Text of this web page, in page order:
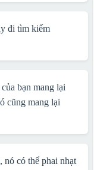
đi tìm kiếm
bạn mang lại
cũng mang lại
nó có thể phai nhạt